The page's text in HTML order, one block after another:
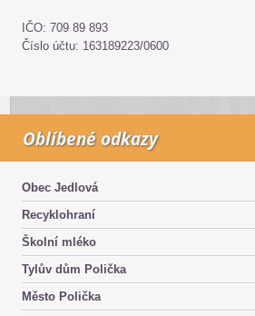
IČO: 709 89 893
Číslo účtu: 163189223/0600
Oblíbené odkazy
Obec Jedlová
Recyklohraní
Školní mléko
Tylův dům Polička
Město Polička